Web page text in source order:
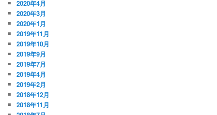
2020年4月
2020年3月
2020年1月
2019年11月
2019年10月
2019年9月
2019年7月
2019年4月
2019年2月
2018年12月
2018年11月